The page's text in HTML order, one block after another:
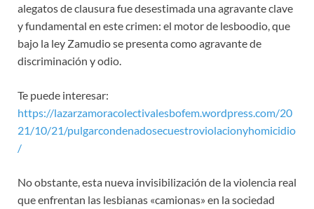
alegatos de clausura fue desestimada una agravante clave
y fundamental en este crimen: el motor de lesboodio, que
bajo la ley Zamudio se presenta como agravante de
discriminación y odio.
Te puede interesar:
https://lazarzamoracolectivalesbofem.wordpress.com/20
21/10/21/pulgarcondenadosecuestroviolacionyhomicidio
/
No obstante, esta nueva invisibilización de la violencia real
que enfrentan las lesbianas «camionas» en la sociedad